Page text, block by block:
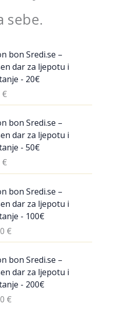
sebe.
bon Sredi.se –
dar za ljepotu i
- 20€
€
bon Sredi.se –
dar za ljepotu i
- 50€
€
bon Sredi.se –
dar za ljepotu i
- 100€
€
bon Sredi.se –
dar za ljepotu i
- 200€
€